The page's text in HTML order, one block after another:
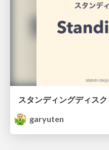
スタンディングディスク
garyuten